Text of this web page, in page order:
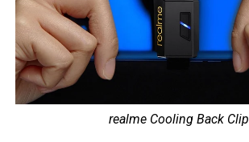
realme Cooling Back Clip